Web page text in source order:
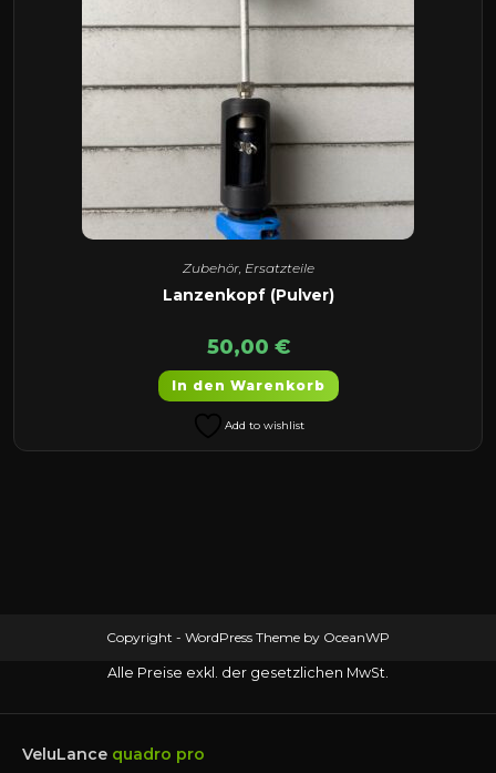
Zubehör, Ersatzteile
Lanzenkopf (Pulver)
50,00 €
In den Warenkorb
Add to wishlist
Copyright - WordPress Theme by OceanWP
Alle Preise exkl. der gesetzlichen MwSt.
VeluLance quadro pro